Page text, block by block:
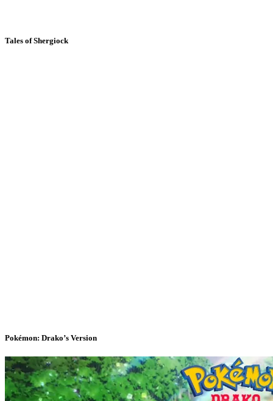
Tales of Shergiock
Pokémon: Drako’s Version